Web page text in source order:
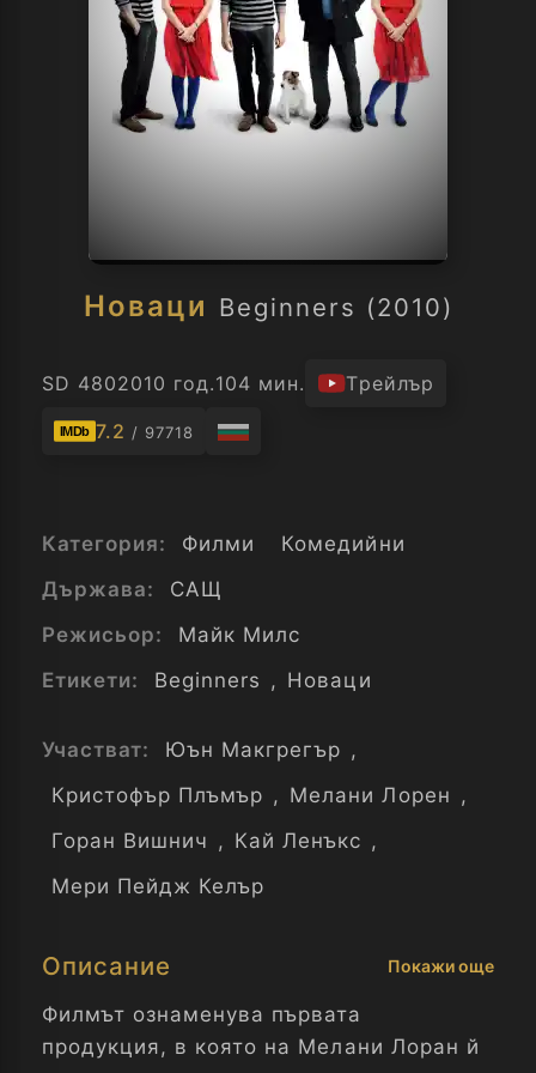
Новаци Beginners (2010)
SD 4802010 год.104 мин. Трейлър
IMDb 7.2 / 97718
Категория: Филми
Комедийни
Държава:
САЩ
Режисьор:
Майк Милс
Етикети:
Beginners , Новаци
Участват: Юън Макгрегър ,
Кристофър Плъмър , Мелани Лорен ,
Горан Вишнич , Кай Ленъкс ,
Мери Пейдж Келър
Описание Покажи още
Филмът ознаменува първата
продукция, в която на Мелани Лоран й